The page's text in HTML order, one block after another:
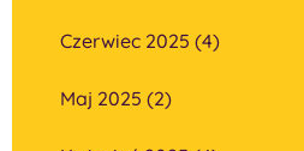
Czerwiec 2025 (4)
Maj 2025 (2)